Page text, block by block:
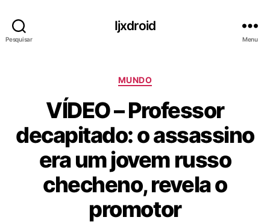
Pesquisar
Ijxdroid
Menu
C
t
e
g
o
r
i
a
s
MUNDO
VÍDEO – Professor
decapitado: o assassino
era um jovem russo
checheno, revela o
promotor